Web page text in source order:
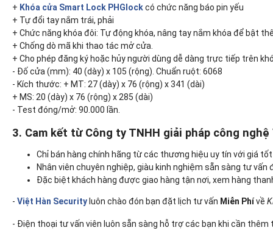
+ Khóa cửa Smart Lock PHGlockcó chức năng báo pin yếu
+ Tự đổi tay nắm trái, phải
+ Chức năng khóa đôi: Tự động khóa, nâng tay nắm khóa để bật
+ Chống dò mã khi thao tác mở cửa.
+ Cho phép đăng ký hoặc hủy người dùng dễ dàng trực tiếp trên
- Đố cửa (mm): 40 (dày) x 105 (rộng). Chuẩn ruột: 6068
- Kích thước: + MT: 27 (dày) x 76 (rộng) x 341 (dài)
+ MS: 20 (dày) x 76 (rộng) x 285 (dài)
- Test đóng/mở: 90.000 lần.
3. Cam kết từ Công ty TNHH giải pháp công
Chỉ bán hàng chính hãng từ các thương hiệu uy tín với giá
Nhân viên chuyên nghiệp, giàu kinh nghiệm sẵn sàng tư
Đặc biệt khách hàng được giao hàng tận nơi, xem hàng
- Việt Hàn Securityluôn chào đón bạn đặt lịch tư vấn Miễn Phívề
- Điện thoại tư vấn viên luôn sẵn sàng hỗ trợ các bạn khi cần thêm